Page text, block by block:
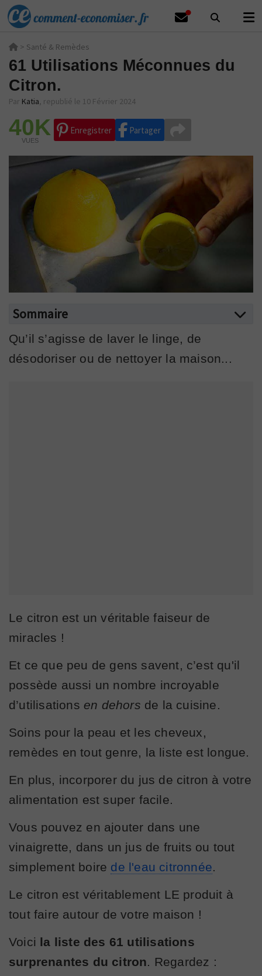
> Santé & Remèdes
61 Utilisations Méconnues du
Citron.
Par Katia, republié le 10 Février 2024
40K
VUES
Enregistrer Partager
Sommaire
Qu’il s’agisse de laver le linge, de
désodoriser ou de nettoyer la maison...
Le citron est un véritable faiseur de
miracles !
Et ce que peu de gens savent, c’est qu'il
possède aussi un nombre incroyable
d’utilisations en dehors de la cuisine.
Soins pour la peau et les cheveux,
remèdes en tout genre, la liste est longue.
En plus, incorporer du jus de citron à votre
alimentation est super facile.
Vous pouvez en ajouter dans une
vinaigrette, dans un jus de fruits ou tout
simplement boire de l'eau citronnée
Le citron est véritablement LE produit à
tout faire autour de votre maison !
Voici la liste des 61 utilisations
surprenantes du citron . Regardez :